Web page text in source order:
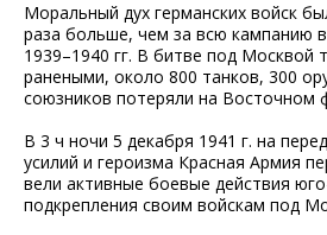
Моральный дух германских войск
раза больше, чем за всю кампанию
1939–1940 гг. В битве под Москвой
ранеными, около 800 танков, 300
союзников потеряли на Восточном
В 3 ч ночи 5 декабря 1941 г. на
усилий и героизма Красная Армия
вели активные боевые действия
подкрепления своим войскам под